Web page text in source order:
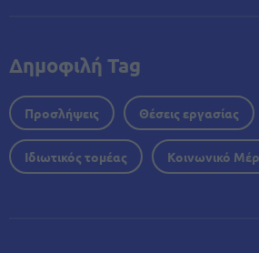
Δημοφιλή Tag
Προσλήψεις Θέσεις εργασίας
Ιδιωτικός τομέας Κοινωνικό